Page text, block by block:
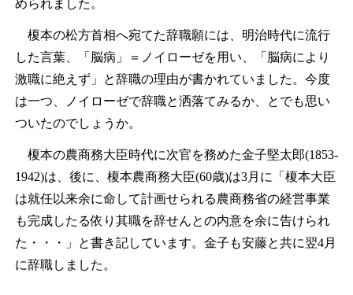
められました。
榎本の松方首相へ宛てた辞職願には、明治時代に流行
した言葉、「脳病」＝ノイローゼを用い、「脳病により
激職に絶えず」と辞職の理由が書かれていました。今度
は一つ、ノイローゼで辞職と洒落てみるか、とでも思い
ついたのでしょうか。
榎本の農商務大臣時代に次官を務めた金子堅太郎(1853-
1942)は、後に、榎本農商務大臣(60歳)は3月に「榎本大臣
は就任以来余に命して計画せられる農商務省の経営事業
も完成したる依り其職を辞せんとの内意を余に告けられ
た・・・」と書き記しています。金子も安藤と共に翌4月
に辞職しました。